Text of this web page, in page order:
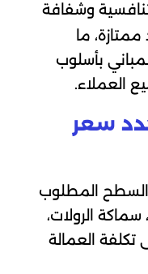
وشفافة
ما
بأسلوب
العملاء.
سعر
المطلوب
الرولات،
تكلفة العمالة